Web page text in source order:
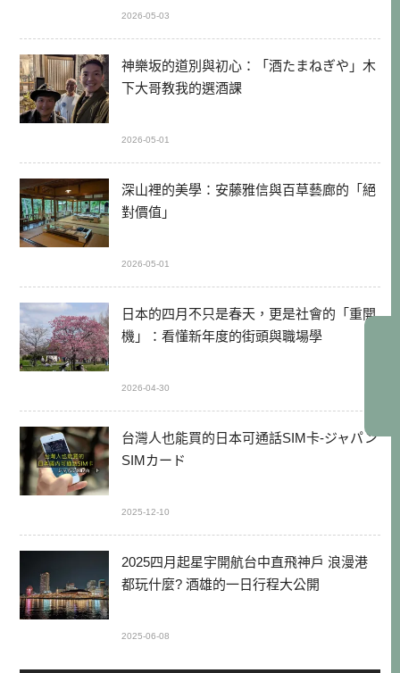
2026-05-03
神樂坂的道別與初心：「酒たまねぎや」木
下大哥教我的選酒課
2026-05-01
深山裡的美學：安藤雅信與百草藝廊的「絕
對價值」
2026-05-01
日本的四月不只是春天，更是社會的「重開
機」：看懂新年度的街頭與職場學
2026-04-30
台灣人也能買的日本可通話SIM卡-ジャパン
SIMカード
2025-12-10
2025四月起星宇開航台中直飛神戶 浪漫港
都玩什麼? 酒雄的一日行程大公開
2025-06-08